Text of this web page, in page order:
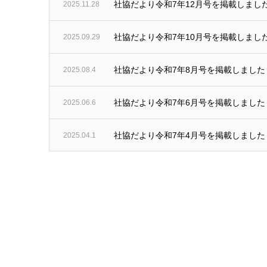
2025.11.28 社協だより令和7年12月号を掲載しまし
2025.09.29 社協だより令和7年10月号を掲載しまし
2025.08.4 社協だより令和7年8月号を掲載しました
2025.06.6 社協だより令和7年6月号を掲載しました
2025.04.1 社協だより令和7年4月号を掲載しました